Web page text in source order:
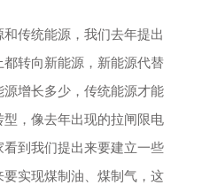
传统能源，我们去年提出
转向新能源，新能源代替
增长多少，传统能源才能
，像去年出现的拉闸限电
到我们提出来要建立一些
实现煤制油、煤制气，这